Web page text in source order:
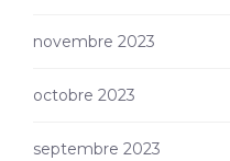
novembre 2023
octobre 2023
septembre 2023